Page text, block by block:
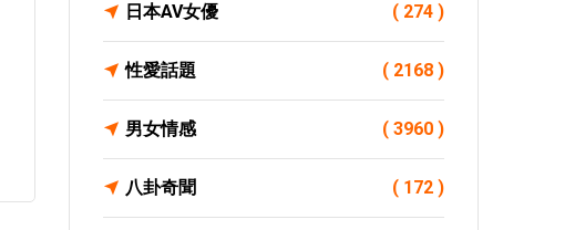
日本AV女優 ( 274 )
性愛話題 ( 2168 )
男女情感 ( 3960 )
八卦奇聞 ( 172 )